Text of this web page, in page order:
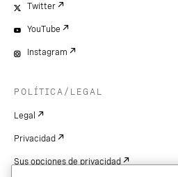
Twitter
YouTube
Instagram
POLÍTICA/LEGAL
Legal
Privacidad
Sus opciones de privacidad